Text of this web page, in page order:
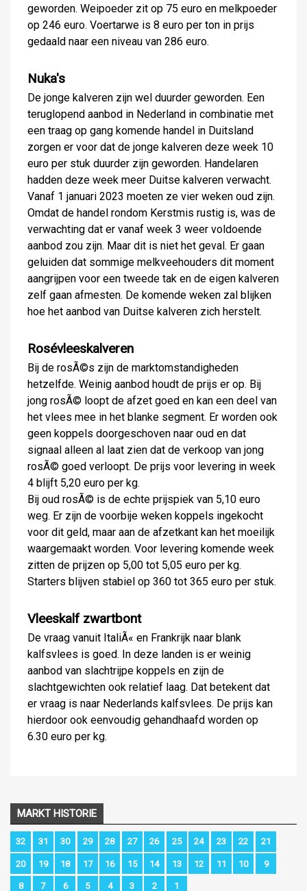
geworden. Weipoeder zit op 75 euro en melkpoeder
op 246 euro. Voertarwe is 8 euro per ton in prijs
gedaald naar een niveau van 286 euro.
Nuka's
De jonge kalveren zijn wel duurder geworden. Een
teruglopend aanbod in Nederland in combinatie met
een traag op gang komende handel in Duitsland
zorgen er voor dat de jonge kalveren deze week 10
euro per stuk duurder zijn geworden. Handelaren
hadden deze week meer Duitse kalveren verwacht.
Vanaf 1 januari 2023 moeten ze vier weken oud zijn.
Omdat de handel rondom Kerstmis rustig is, was de
verwachting dat er vanaf week 3 weer voldoende
aanbod zou zijn. Maar dit is niet het geval. Er gaan
geluiden dat sommige melkveehouders dit moment
aangrijpen voor een tweede tak en de eigen kalveren
zelf gaan afmesten. De komende weken zal blijken
hoe het aanbod van Duitse kalveren zich herstelt.
Rosévleeskalveren
Bij de rosÃ©s zijn de marktomstandigheden
hetzelfde. Weinig aanbod houdt de prijs er op. Bij
jong rosÃ© loopt de afzet goed en kan een deel van
het vlees mee in het blanke segment. Er worden ook
geen koppels doorgeschoven naar oud en dat
signaal alleen al laat zien dat de verkoop van jong
rosÃ© goed verloopt. De prijs voor levering in week
4 blijft 5,20 euro per kg.
Bij oud rosÃ© is de echte prijspiek van 5,10 euro
weg. Er zijn de voorbije weken koppels ingekocht
voor dit geld, maar aan de afzetkant kan het moeilijk
waargemaakt worden. Voor levering komende week
zitten de prijzen op 5,00 tot 5,05 euro per kg.
Starters blijven stabiel op 360 tot 365 euro per stuk.
Vleeskalf zwartbont
De vraag vanuit ItaliÃ« en Frankrijk naar blank
kalfsvlees is goed. In deze landen is er weinig
aanbod van slachtrijpe koppels en zijn de
slachtgewichten ook relatief laag. Dat betekent dat
er vraag is naar Nederlands kalfsvlees. De prijs kan
hierdoor ook eenvoudig gehandhaafd worden op
6.30 euro per kg.
MARKT HISTORIE
32 31 30 29 28 27 26 25 24 23 22 21
20 19 18 17 16 15 14 13 12 11 10 9
8 7 6 5 4 3 2 1